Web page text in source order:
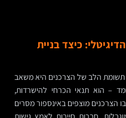
כיצד בניית
תשומת הלב של הצרכנים היא משאב
– הוא תנאי הכרחי להישרדות,
הצרכנים מוצפים באינספור מסרים